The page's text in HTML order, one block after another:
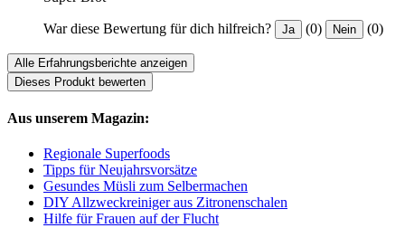
War diese Bewertung für dich hilfreich? Ja (0) Nein (0)
Alle Erfahrungsberichte anzeigen
Dieses Produkt bewerten
Aus unserem Magazin:
Regionale Superfoods
Tipps für Neujahrsvorsätze
Gesundes Müsli zum Selbermachen
DIY Allzweckreiniger aus Zitronenschalen
Hilfe für Frauen auf der Flucht